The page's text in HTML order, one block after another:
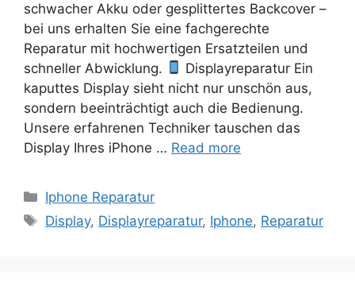
schwacher Akku oder gesplittertes Backcover –
bei uns erhalten Sie eine fachgerechte
Reparatur mit hochwertigen Ersatzteilen und
schneller Abwicklung.
Displayreparatur Ein
kaputtes Display sieht nicht nur unschön aus,
sondern beeinträchtigt auch die Bedienung.
Unsere erfahrenen Techniker tauschen das
Display Ihres iPhone … Read more
Categories
Iphone Reparatur
Tags
Display, Displayreparatur, Iphone, Reparatur